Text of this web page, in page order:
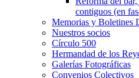
contiguos (en
Memorias y Boletines
Nuestros socios
Círculo 500
Hermandad de los
Galerías Fotográficas
Convenios Colectivos